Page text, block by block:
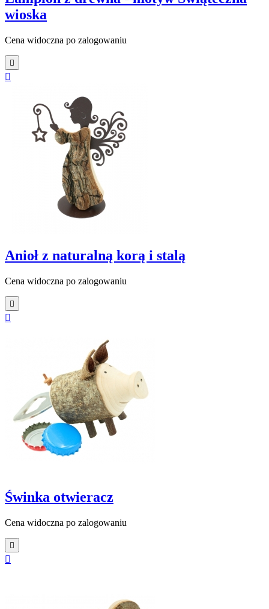
wioska
Cena widoczna po zalogowaniu


Anioł z naturalną korą i stalą
Cena widoczna po zalogowaniu


Świnka otwieracz
Cena widoczna po zalogowaniu

